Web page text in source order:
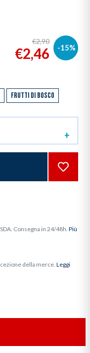
-15%
€2,90
€2,46
FRUTTI DI BOSCO
+
Consegna in 24/48h. Più
della merce. Leggi